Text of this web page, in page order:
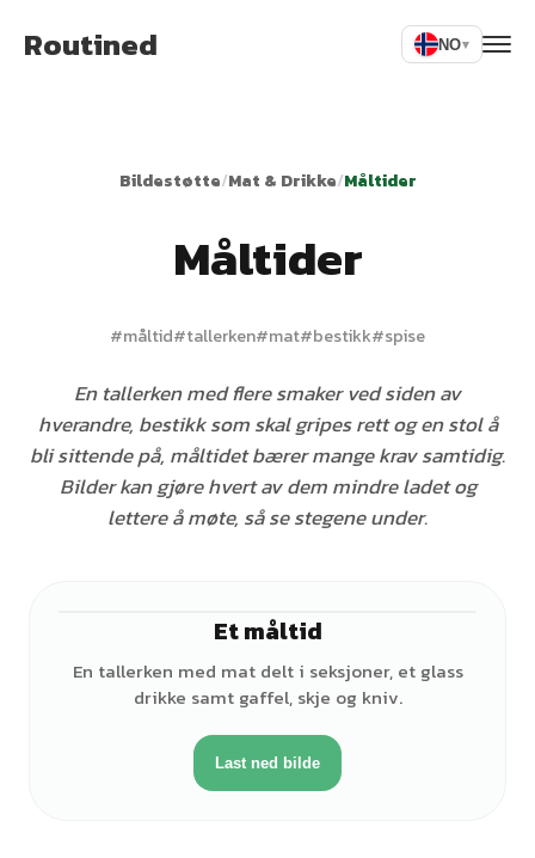
Routined NO▾
Bildestøtte/Mat & Drikke/Måltider
Måltider
#måltid#tallerken#mat#bestikk#spise
En tallerken med flere smaker ved siden av
hverandre, bestikk som skal gripes rett og en stol å
bli sittende på, måltidet bærer mange krav samtidig.
Bilder kan gjøre hvert av dem mindre ladet og
lettere å møte, så se stegene under.
Et måltid
En tallerken med mat delt i seksjoner, et glass
drikke samt gaffel, skje og kniv.
Last ned bilde